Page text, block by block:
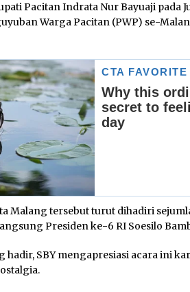
Pacitan Indrata Nur Bayuaji pada
Warga Pacitan (PWP) se-
Malang tersebut turut dihadiri
Presiden ke-6 RI Soesilo
hadir, SBY mengapresiasi acara ini